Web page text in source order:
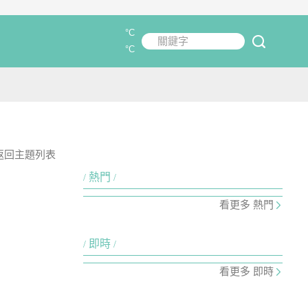
關鍵字
°C
°C
回主題列表
熱門
看更多 熱門
即時
看更多 即時